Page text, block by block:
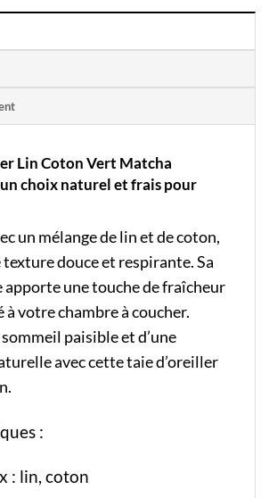
Lin Coton Vert Matcha
choix naturel et frais pour
un mélange de lin et de coton,
douce et respirante. Sa
une touche de fraîcheur
à votre chambre à coucher.
paisible et d’une
avec cette taie d’oreiller
:
: lin, coton